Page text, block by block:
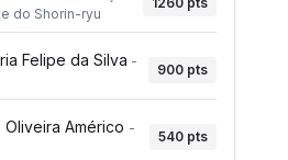
do Shorin-ryu
Felipe da Silva -
900 pts
Oliveira Américo -
540 pts